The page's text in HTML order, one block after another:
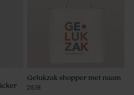
Gelukzak shopper met naam
25,18